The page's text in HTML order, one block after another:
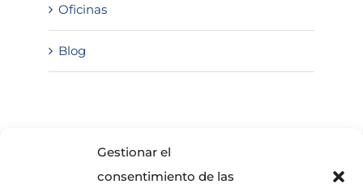
Gestionar el
consentimiento de las
Oficinas
Blog